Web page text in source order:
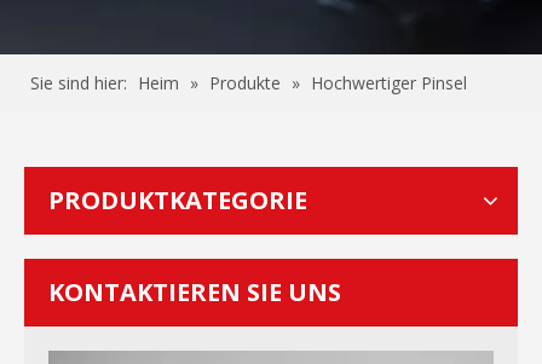
Sie sind hier: Heim » Produkte » Hochwertiger Pinsel
PRODUKTKATEGORIE
KONTAKTIEREN SIE UNS